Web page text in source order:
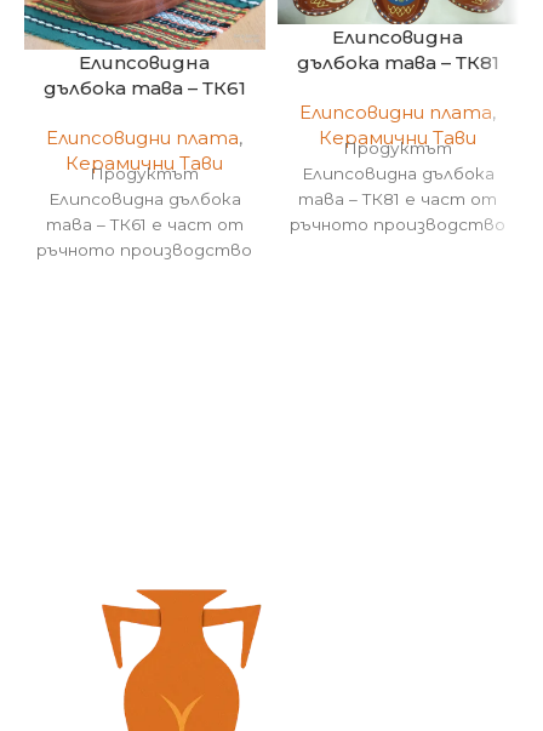
Елипсовидна
дълбока тава – ТК61
Елипсовидни плата,
Керамични Тави
Продуктът
Елипсовидна дълбока
тава – ТК61 е част от
ръчното производство
Елипсовидна
дълбока тава – ТК81
Елипсовидни плата,
Керамични Тави
Продуктът
Елипсовидна дълбока
тава – ТК81 е част от
ръчното производство